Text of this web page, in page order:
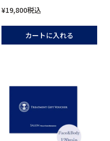
¥19,800税込
カートに入れる